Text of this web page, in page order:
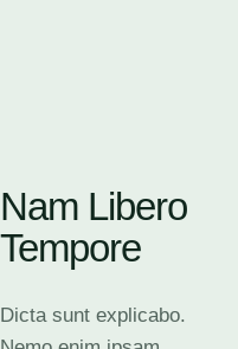
Nam Libero
Tempore
Dicta sunt explicabo.